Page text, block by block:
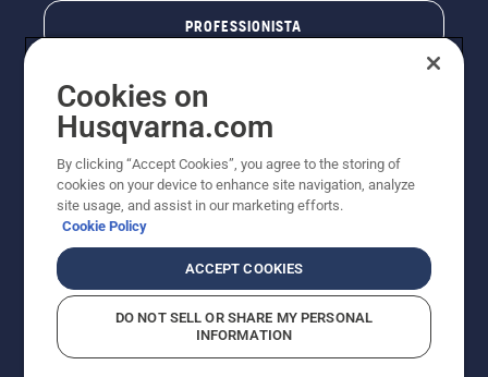
PROFESSIONISTA
© Husqvarna AB (publ). Tutti i diritti riservati. I prezzi
pubblicati si intendono raccomandati e arrotondati, non
impegnativi, comprensivi di I.V.A. vigente. FERCAD SpA
- Via Retrone, 49 - 36077 Altavilla Vic. (VI) - Capitale
Sociale € 2.000.000 int. vers. P.I. e C.F. 01252490246 -
Cookies on
Husqvarna.com
By clicking “Accept Cookies”, you agree to the storing of
cookies on your device to enhance site navigation, analyze
site usage, and assist in our marketing efforts.
Cookie Policy
ACCEPT COOKIES
DO NOT SELL OR SHARE MY PERSONAL
INFORMATION